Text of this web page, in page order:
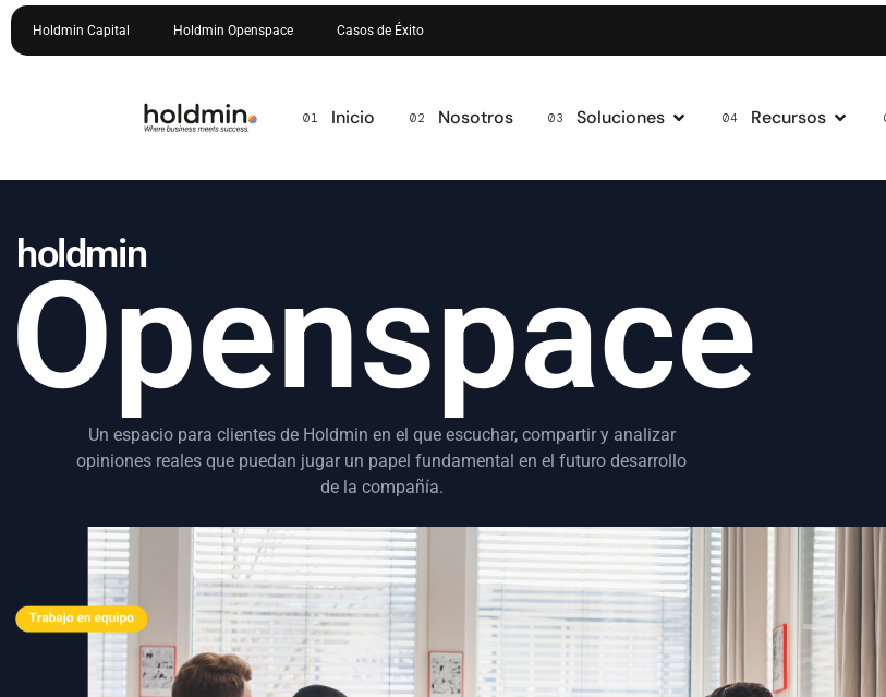
Holdmin Capital Holdmin Openspace Casos de Éxito
Inicio Nosotros Soluciones Recursos
holdmin
Openspace
Un espacio para clientes de Holdmin en el que escuchar, compartir y analizar
opiniones reales que puedan jugar un papel fundamental en el futuro desarrollo
de la compañía.